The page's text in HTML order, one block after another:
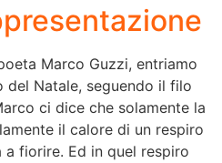
Marco Guzzi, entriamo
del Natale, seguendo il filo
ci dice che solamente la
il calore di un respiro
fiorire. Ed in quel respiro